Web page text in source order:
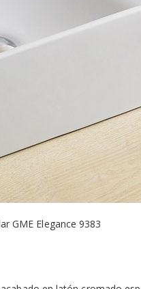
GME Elegance 9383